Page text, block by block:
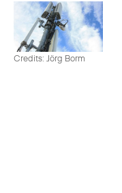
Credits: Jörg Borm